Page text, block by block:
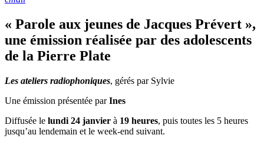
« Parole aux jeunes de Jacques Prévert »,
une émission réalisée par des adolescents
de la Pierre Plate
Les ateliers radiophoniques, gérés par Sylvie
Une émission présentée parInes
Diffusée le lundi 24 janvier à 19 heures, puis toutes les 5 heures
jusqu’au lendemain et le week-end suivant.